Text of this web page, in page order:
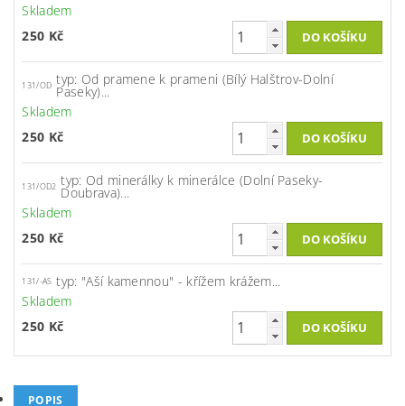
Skladem
250 Kč
131/OD typ: Od pramene k prameni (Bílý Halštrov-Dolní
Paseky)...
Skladem
250 Kč
131/OD2 typ: Od minerálky k minerálce (Dolní Paseky-
Doubrava)...
Skladem
250 Kč
131/-AS typ: "Aší kamennou" - křížem krážem...
Skladem
250 Kč
POPIS